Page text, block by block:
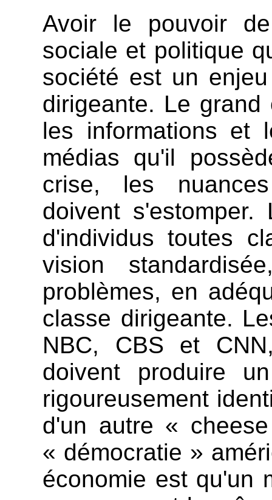
Avoir le pouvoir
sociale et politique
société est un
dirigeante. Le
les informations et
médias qu'il
crise, les
doivent
d'individus toutes
vision
problèmes, en
classe dirigeante.
NBC, CBS et
doivent produire
rigoureusement
d'un autre «
« démocratie »
économie est qu'un